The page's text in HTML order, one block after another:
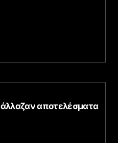
αποτελέσματα